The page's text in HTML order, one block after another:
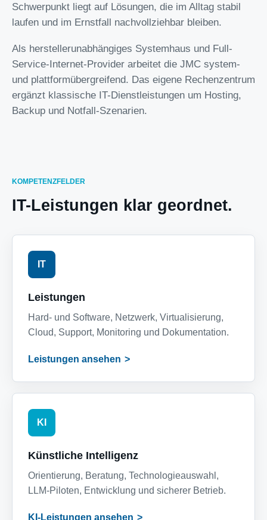
Schwerpunkt liegt auf Lösungen, die im Alltag stabil
laufen und im Ernstfall nachvollziehbar bleiben.
Als herstellerunabhängiges Systemhaus und Full-
Service-Internet-Provider arbeitet die JMC system-
und plattformübergreifend. Das eigene Rechenzentrum
ergänzt klassische IT-Dienstleistungen um Hosting,
Backup und Notfall-Szenarien.
KOMPETENZFELDER
IT-Leistungen klar geordnet.
IT
Leistungen
Hard- und Software, Netzwerk, Virtualisierung,
Cloud, Support, Monitoring und Dokumentation.
Leistungen ansehen
KI
Künstliche Intelligenz
Orientierung, Beratung, Technologieauswahl,
LLM-Piloten, Entwicklung und sicherer Betrieb.
KI-Leistungen ansehen